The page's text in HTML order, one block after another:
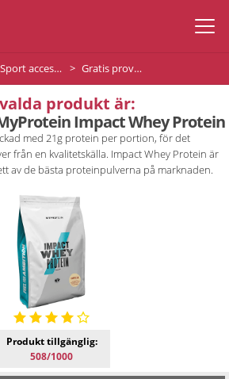
Sport accessoarer Gratis prover av MyProtein Impact Whey Protein
produkt är:
Impact Whey Protein
med 21g protein per portion, för det
från en kvalitetskälla. Impact Whey Protein är
av de bästa proteinpulverna på marknaden.
Produkt tillgänglig:
508/1000